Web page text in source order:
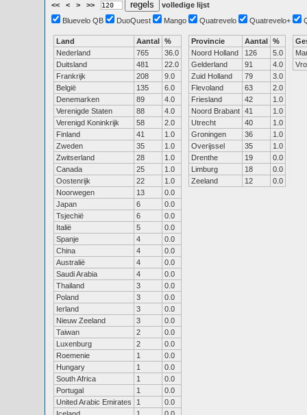
<< < > >>
volledige lijst
Bluevelo QB
DuoQuest Mango Quatrevelo Quatrevelo+
Land Aantal %
Nederland
765
36.0
Duitsland
481
22.0
Frankrijk
208
9.0
België
135
6.0
Denemarken
89
4.0
Verenigde Staten
88
4.0
Verenigd Koninkrijk
58
2.0
Finland
41
1.0
Zweden
35
1.0
Zwitserland
28
1.0
Canada
25
1.0
Oostenrijk
22
1.0
Noorwegen
13
0.0
Japan
6
0.0
Tsjechië
6
0.0
Italië
5
0.0
Spanje
4
0.0
China
4
0.0
Australië
4
0.0
Saudi Arabia
4
0.0
Thailand
3
0.0
Poland
3
0.0
Ierland
3
0.0
Nieuw Zeeland
3
0.0
Taiwan
2
0.0
Luxenburg
2
0.0
Roemenie
1
0.0
Hungary
1
0.0
South Africa
1
0.0
Portugal
1
0.0
United Arabic Emirates
1
0.0
Provincie Aantal %
Noord Holland
126
5.0
Gelderland
91
4.0
Zuid Holland
79
3.0
Flevoland
63
2.0
Friesland
42
1.0
Noord Brabant 41
1.0
Utrecht
40
1.0
Groningen
36
1.0
Overijssel
35
1.0
Drenthe
19
0.0
Limburg
18
0.0
Zeeland
12 0.0